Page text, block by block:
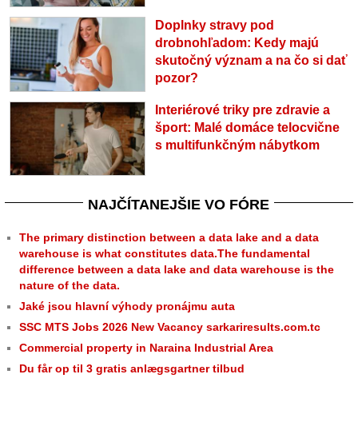
Doplnky stravy pod
drobnohľadom: Kedy majú
skutočný význam a na čo si dať
pozor?
Interiérové triky pre zdravie a
šport: Malé domáce telocvične
s multifunkčným nábytkom
NAJČÍTANEJŠIE VO FÓRE
The primary distinction between a data lake and a data
warehouse is what constitutes data.The fundamental
difference between a data lake and data warehouse is the
nature of the data.
Jaké jsou hlavní výhody pronájmu auta
SSC MTS Jobs 2026 New Vacancy sarkariresults.com.tc
Commercial property in Naraina Industrial Area
Du får op til 3 gratis anlægsgartner tilbud